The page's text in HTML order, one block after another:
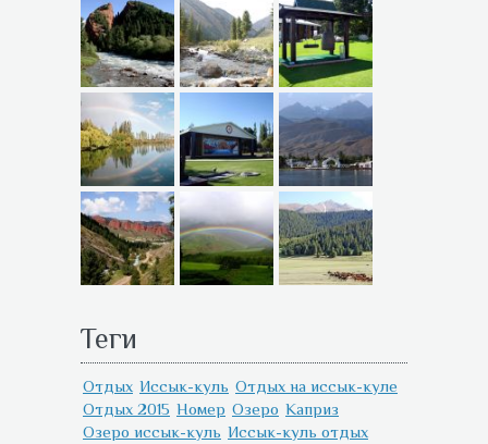
Теги
Отдых Иссык-куль Отдых на иссык-куле
Отдых 2015 Номер Озеро Каприз
Озеро иссык-куль Иссык-куль отдых